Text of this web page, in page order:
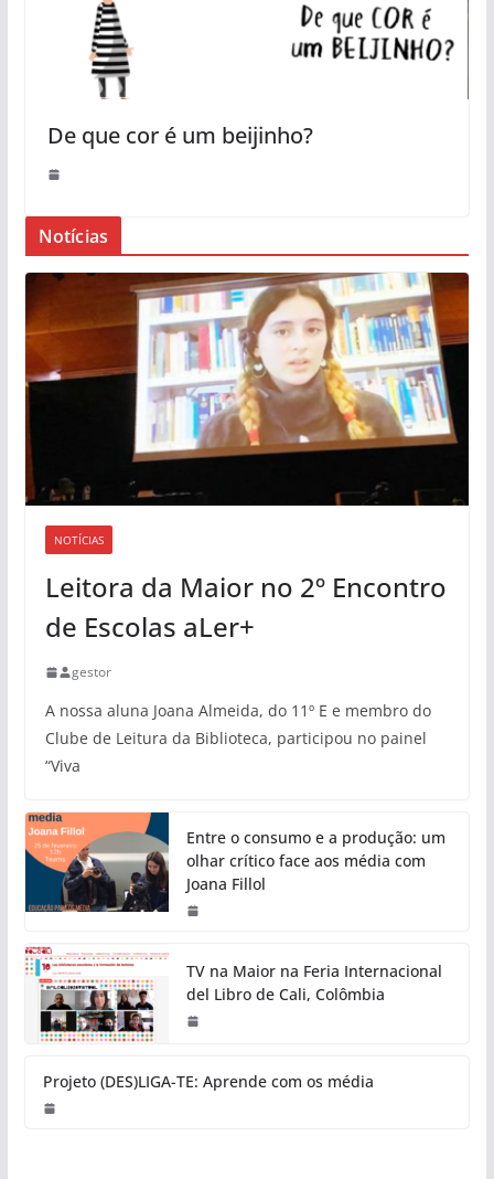
De que cor é um beijinho?
Notícias
NOTÍCIAS
Leitora da Maior no 2º Encontro
de Escolas aLer+
gestor
A nossa aluna Joana Almeida, do 11º E e membro do
Clube de Leitura da Biblioteca, participou no painel
“Viva
Entre o consumo e a produção: um
olhar crítico face aos média com
Joana Fillol
TV na Maior na Feria Internacional
del Libro de Cali, Colômbia
Projeto (DES)LIGA-TE: Aprende com os média